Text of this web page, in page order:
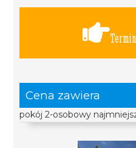
Cena zawiera
pokój 2-osobowy